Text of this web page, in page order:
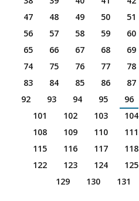
47
48 49 50 51
56
57 58 59 60
65
66 67 68 69
74
75 76 77 78
83
84 85 86 87
92
93 94 95 96
101
102 103 104
108
109 110 111
115
116 117 118
122
123 124 125
129
130 131